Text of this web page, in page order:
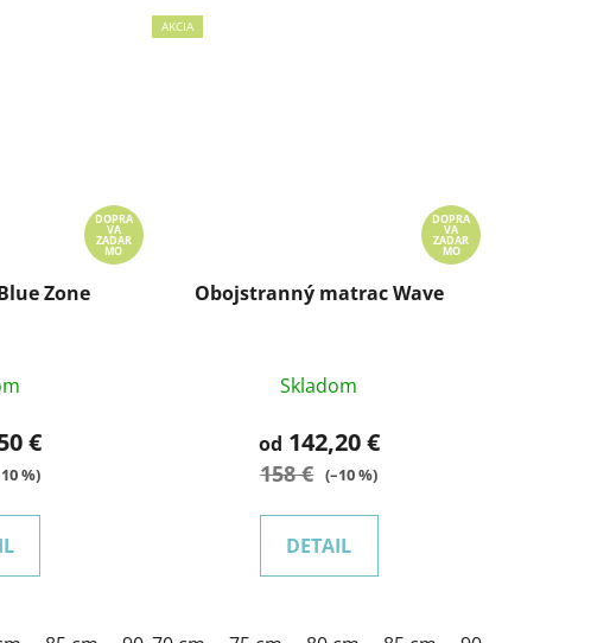
DOPRA
VA
ZADAR
MO
Zone
€
%)
AKCIA
DOPRA
VA
ZADAR
MO
Obojstranný matrac Wave
Skladom
od 142,20 €
158 € (–10 %)
DETAIL